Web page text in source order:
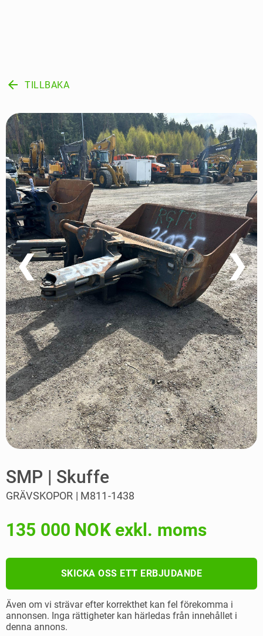
arrow_back TILLBAKA
❮ ❯
SMP | Skuffe
GRÄVSKOPOR | M811-1438
135 000 NOK exkl. moms
SKICKA OSS ETT ERBJUDANDE
Även om vi strävar efter korrekthet kan fel förekomma i
annonsen. Inga rättigheter kan härledas från innehållet i
denna annons.